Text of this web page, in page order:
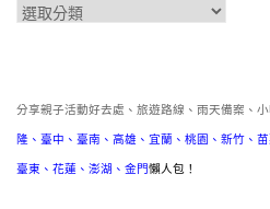
分
分享親子活動好去處、旅遊路線、雨天備案、
隆 、 臺中 、 臺南 、 高雄 、 宜蘭 、 桃園 、 新竹 、
臺東 、 花蓮 、 澎湖 、 金門懶人包！